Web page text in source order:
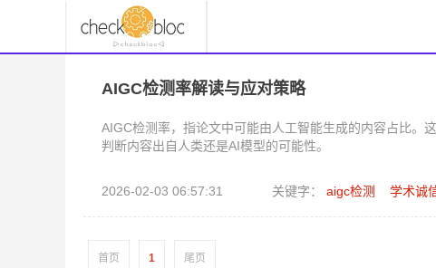
AIGC检测率解读与应对策略
AIGC检测率，指论文中可能由人工智能生成的内容占比。
判断内容出自人类还是AI模型的可能性。
2026-02-03 06:57:31 关键字： aigc检测 学术诚
首页 1 尾页